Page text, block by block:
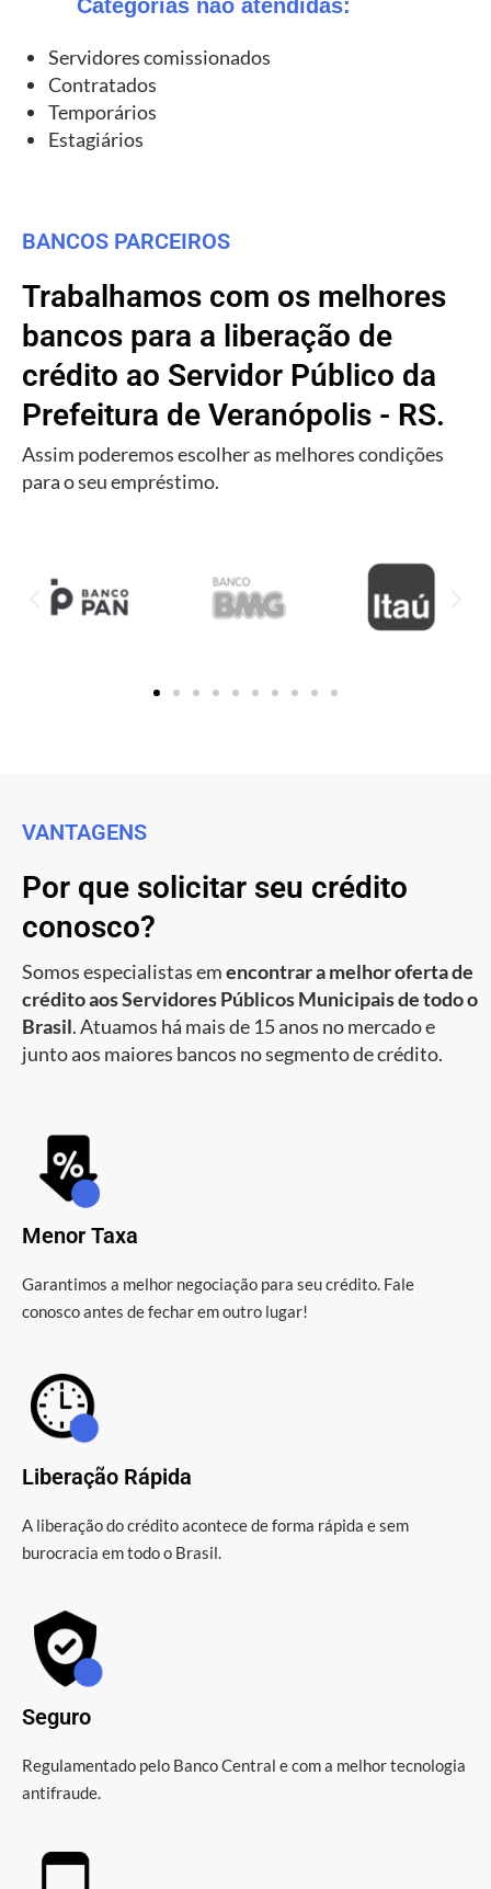
Categorias não atendidas:
Servidores comissionados
Contratados
Temporários
Estagiários
BANCOS PARCEIROS
Trabalhamos com os melhores
bancos para a liberação de
crédito ao Servidor Público da
Prefeitura de Veranópolis - RS.
Assim poderemos escolher as melhores condições
para o seu empréstimo.
VANTAGENS
Por que solicitar seu crédito
conosco?
Somos especialistas emencontrar a melhor oferta de
crédito aos Servidores Públicos Municipais de todo o
Brasil. Atuamos há mais de 15 anos no mercado e
junto aos maiores bancos no segmento de crédito.
Menor Taxa
Garantimos a melhor negociação para seu crédito. Fale
conosco antes de fechar em outro lugar!
Liberação Rápida
A liberação do crédito acontece de forma rápida e sem
burocracia em todo o Brasil.
Seguro
Regulamentado pelo Banco Central e com a melhor tecnologia
antifraude.